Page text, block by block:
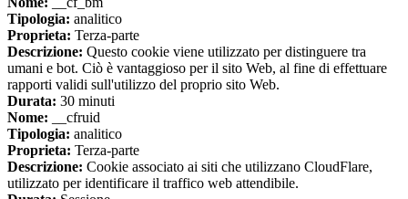
Tipologia: analitico
Proprieta: Terza-parte
Descrizione: Questo cookie viene utilizzato per distinguere tra
umani e bot. Ciò è vantaggioso per il sito Web, al fine di effettuare
rapporti validi sull'utilizzo del proprio sito Web.
Durata: 30 minuti
Nome: __cfruid
Tipologia: analitico
Proprieta: Terza-parte
Descrizione: Cookie associato ai siti che utilizzano CloudFlare,
utilizzato per identificare il traffico web attendibile.